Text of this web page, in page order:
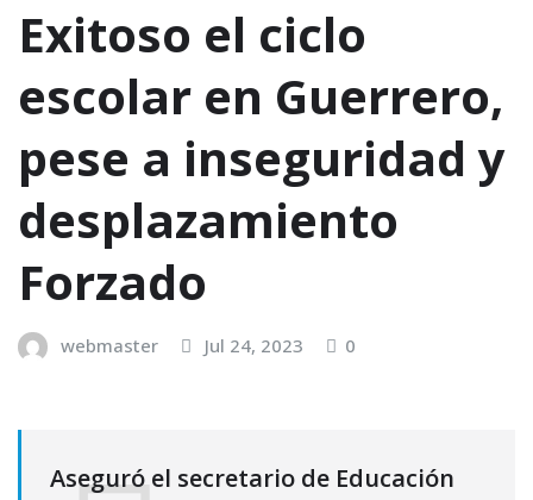
Exitoso el ciclo
escolar en Guerrero,
pese a inseguridad y
desplazamiento
Forzado
webmaster Jul 24, 2023 0
Aseguró el secretario de Educación